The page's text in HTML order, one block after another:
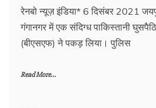
रेनबो न्यूज़ इंडिया* 6 दिसंबर 2021
गंगानगर में एक संदिग्ध पाकिस्तानी
(बीएसएफ) ने पकड़ लिया। पुलिस
Read More...